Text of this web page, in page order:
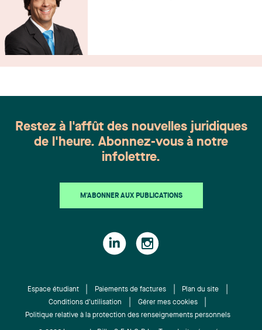
Restez à l'affût des nouvelles juridiques
de l'heure. Abonnez-vous à notre
infolettre.
M'ABONNER AUX PUBLICATIONS
Espace étudiant Paiements de factures
Plan du site
Conditions d'utilisation
Gérer mes cookies
Politique relative à la protection des renseignements personnels